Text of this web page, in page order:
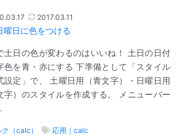
2017.03.11
曜日に色をつける
土日の色が変わるのはいいね！ 土日の日付
色を青・赤にする 下準備として「スタイル
設定」で、 土曜日用（青文字）・日曜日用
字）のスタイルを作成する。 メニューバー
（calc） 応用｜calc